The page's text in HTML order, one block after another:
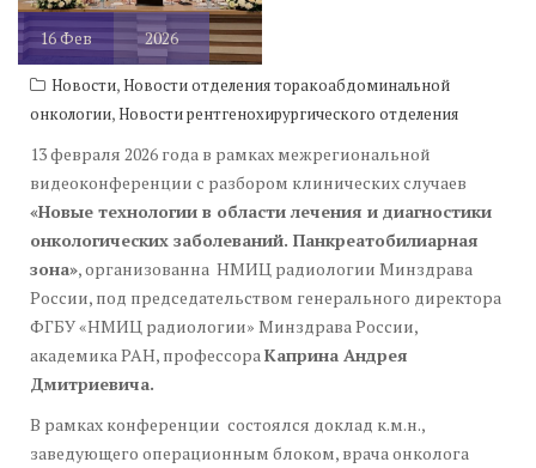
16Фев 2026
Новости,Новости отделения торакоабдоминальной
онкологии,Новости рентгенохирургического отделения
13 февраля 2026 года в рамках межрегиональной
видеоконференции с разбором клинических случаев
«Новые технологии в области лечения и диагностики
онкологических заболеваний. Панкреатобилиарная
зона», организованна НМИЦ радиологии Минздрава
России, под председательством генерального директора
ФГБУ «НМИЦ радиологии» Минздрава России,
академика РАН, профессора Каприна Андрея
Дмитриевича.
В рамках конференции состоялся доклад к.м.н.,
заведующего операционным блоком, врача онколога